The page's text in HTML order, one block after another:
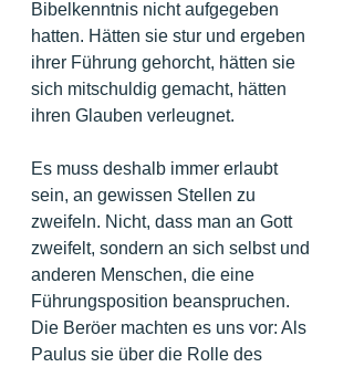
Bibelkenntnis nicht aufgegeben
hatten. Hätten sie stur und ergeben
ihrer Führung gehorcht, hätten sie
sich mitschuldig gemacht, hätten
ihren Glauben verleugnet.
Es muss deshalb immer erlaubt
sein, an gewissen Stellen zu
zweifeln. Nicht, dass man an Gott
zweifelt, sondern an sich selbst und
anderen Menschen, die eine
Führungsposition beanspruchen.
Die Beröer machten es uns vor: Als
Paulus sie über die Rolle des